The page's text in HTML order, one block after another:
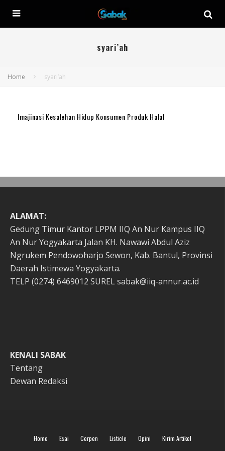
syari’ah
Home syari’ah
Imajinasi Kesalehan Hidup Konsumen Produk Halal
ALAMAT:
Gedung Timur Kantor LPPM IIQ An Nur Kampus IIQ
An Nur Yogyakarta Jalan KH. Nawawi Abdul Aziz
Ngrukem Pendowoharjo Sewon, Kab. Bantul, Provinsi
Daerah Istimewa Yogyakarta.
TELP (0274) 6469012 SUREL sabak@iiq-annur.ac.id
KENALI SABAK
Tentang
Dewan Redaksi
Home Esai Cerpen Listicle Opini Kirim Artikel